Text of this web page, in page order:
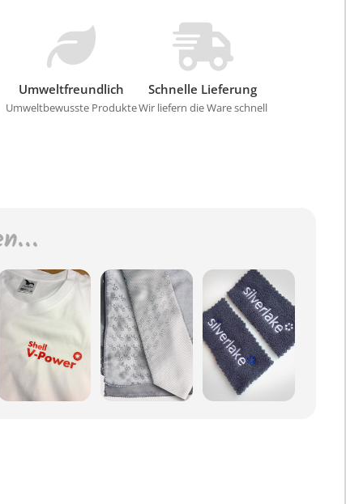
Umweltfreundlich
Umweltbewusste Produkte
Schnelle Lieferung
Wir liefern die Ware schnell